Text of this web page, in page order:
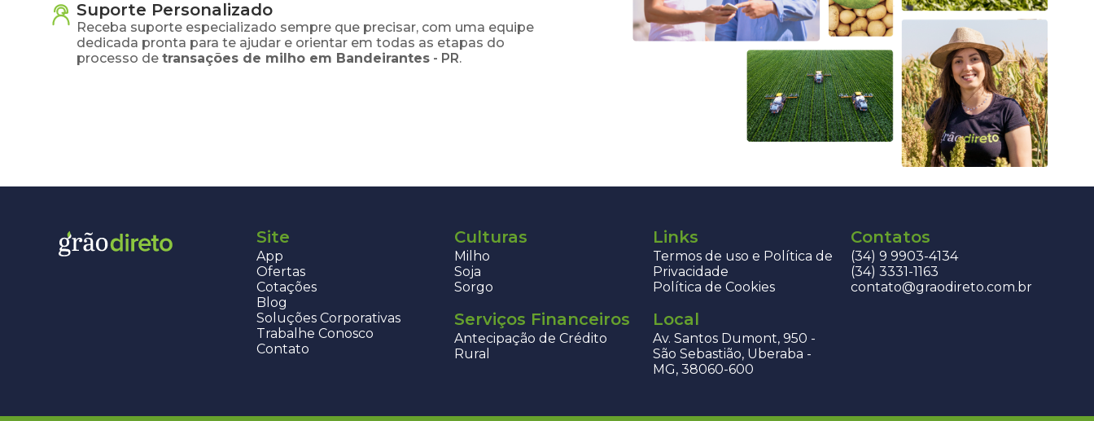
Suporte Personalizado
Receba suporte especializado sempre que precisar, com uma equipe
dedicada pronta para te ajudar e orientar em todas as etapas do
processo de transações de milho em Bandeirantes - PR.
Site
App
Ofertas
Cotações
Blog
Soluções Corporativas
Trabalhe Conosco
Contato
Culturas
Milho
Soja
Sorgo
Links
Termos de uso e Política de
Privacidade
Política de Cookies
Contatos
(34) 9 9903-4134
(34) 3331-1163
contato@graodireto.com.br
Serviços Financeiros
Antecipação de Crédito
Rural
Local
Av. Santos Dumont, 950 -
São Sebastião, Uberaba -
MG, 38060-600